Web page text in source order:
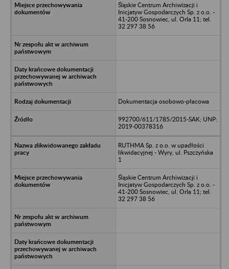
Śląskie Centrum Archiwizacji i
Inicjatyw Gospodarczych Sp. z o.o. -
41-200 Sosnowiec, ul. Orla 11; tel.
32 297 38 56
Dokumentacja osobowo-płacowa
992700/611/1785/2015-SAK; UNP:
2019-00378316
RUTHMA Sp. z o.o. w upadłości
likwidacyjnej - Wyry, ul. Pszczyńska
1
Śląskie Centrum Archiwizacji i
Inicjatyw Gospodarczych Sp. z o.o. -
41-200 Sosnowiec, ul. Orla 11; tel.
32 297 38 56